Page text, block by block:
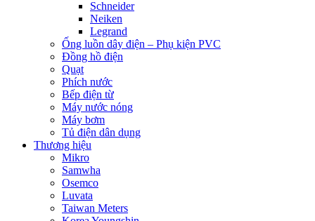
Schneider
Neiken
Legrand
Ống luồn dây điện – Phụ kiện PVC
Đồng hồ điện
Quạt
Phích nước
Bếp điện từ
Máy nước nóng
Máy bơm
Tủ điện dân dụng
Thương hiệu
Mikro
Samwha
Osemco
Luvata
Taiwan Meters